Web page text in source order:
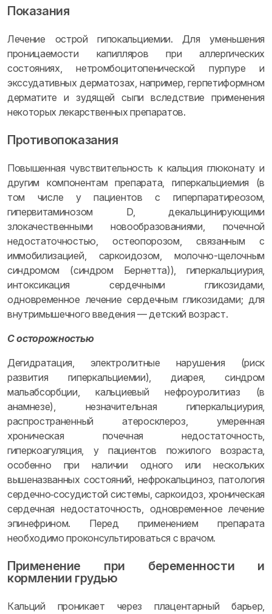
Показания
Лечение острой гипокальциемии. Для уменьшения
проницаемости капилляров при аллергических
состояниях, нетромбоцитопенической пурпуре и
экссудативных дерматозах, например, герпетиформном
дерматите и зудящей сыпи вследствие применения
некоторых лекарственных препаратов.
Противопоказания
Повышенная чувствительность к кальция глюконату и
другим компонентам препарата, гиперкальциемия (в
том числе у пациентов с гиперпаратиреозом,
гипервитаминозом D, декальцинирующими
злокачественными новообразованиями, почечной
недостаточностью, остеопорозом, связанным с
иммобилизацией, саркоидозом, молочно-щелочным
синдромом (синдром Бернетта)), гиперкальциурия,
интоксикация сердечными гликозидами,
одновременное лечение сердечным гликозидами; для
внутримышечного введения — детский возраст.
С осторожностью
Дегидратация, электролитные нарушения (риск
развития гиперкальциемии), диарея, синдром
мальабсорбции, кальциевый нефроуролитиаз (в
анамнезе), незначительная гиперкальциурия,
распространенный атеросклероз, умеренная
хроническая почечная недостаточность,
гиперкоагуляция, у пациентов пожилого возраста,
особенно при наличии одного или нескольких
вышеназванных состояний, нефрокальциноз, патология
сердечно‑сосудистой системы, саркоидоз, хроническая
сердечная недостаточность, одновременное лечение
эпинефрином. Перед применением препарата
необходимо проконсультироваться с врачом.
Применение при беременности и
кормлении грудью
Кальций проникает через плацентарный барьер,